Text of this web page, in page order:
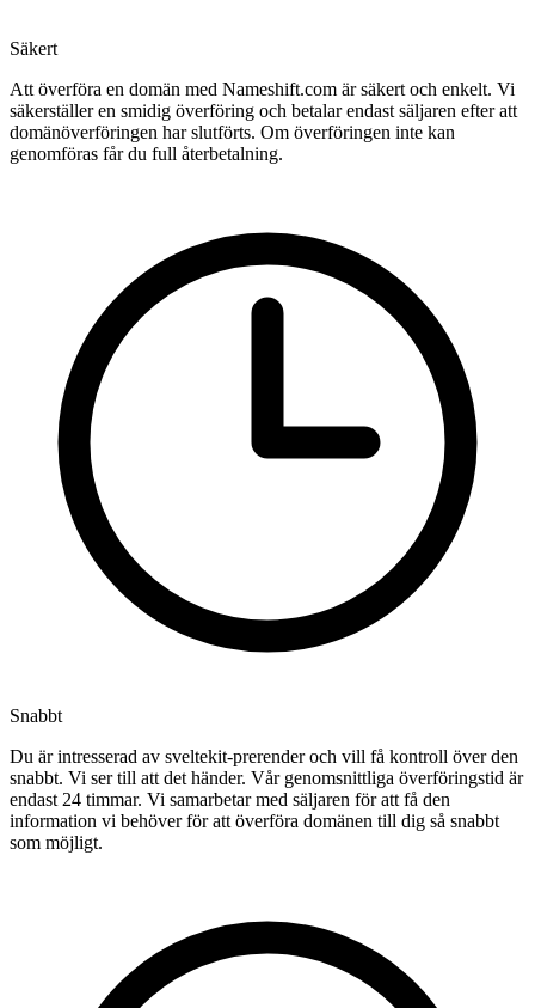
Säkert
Att överföra en domän med Nameshift.com är säkert och enkelt. Vi
säkerställer en smidig överföring och betalar endast säljaren efter att
domänöverföringen har slutförts. Om överföringen inte kan
genomföras får du full återbetalning.
Snabbt
Du är intresserad av sveltekit-prerender och vill få kontroll över den
snabbt. Vi ser till att det händer. Vår genomsnittliga överföringstid är
endast 24 timmar. Vi samarbetar med säljaren för att få den
information vi behöver för att överföra domänen till dig så snabbt
som möjligt.